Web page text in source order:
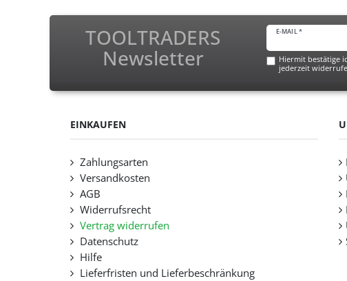
TOOLTRADERS
Newsletter
E-MAIL *
Hiermit bestätige
jederzeit
EINKAUFEN
Zahlungsarten
Versandkosten
AGB
Widerrufsrecht
Vertrag widerrufen
Datenschutz
Hilfe
Lieferfristen und Lieferbeschränkung